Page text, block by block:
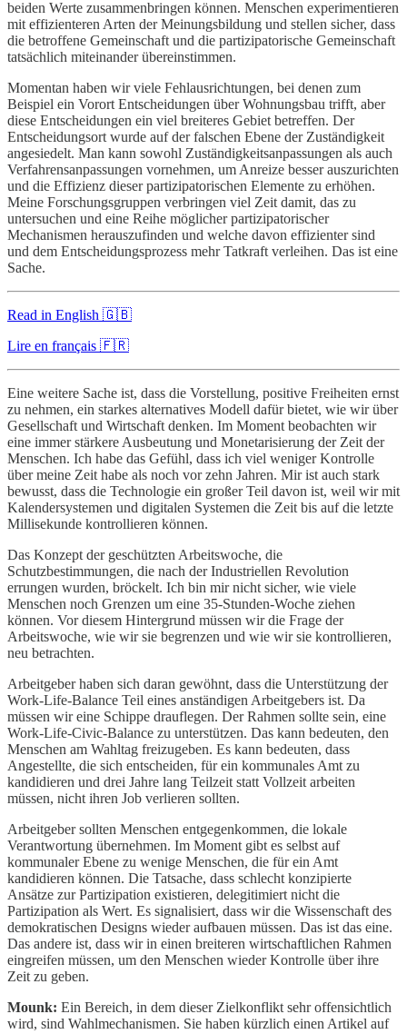
beiden Werte zusammenbringen können. Menschen experimentieren
mit effizienteren Arten der Meinungsbildung und stellen sicher, dass
die betroffene Gemeinschaft und die partizipatorische Gemeinschaft
tatsächlich miteinander übereinstimmen.
Momentan haben wir viele Fehlausrichtungen, bei denen zum
Beispiel ein Vorort Entscheidungen über Wohnungsbau trifft, aber
diese Entscheidungen ein viel breiteres Gebiet betreffen. Der
Entscheidungsort wurde auf der falschen Ebene der Zuständigkeit
angesiedelt. Man kann sowohl Zuständigkeitsanpassungen als auch
Verfahrensanpassungen vornehmen, um Anreize besser auszurichten
und die Effizienz dieser partizipatorischen Elemente zu erhöhen.
Meine Forschungsgruppen verbringen viel Zeit damit, das zu
untersuchen und eine Reihe möglicher partizipatorischer
Mechanismen herauszufinden und welche davon effizienter sind
und dem Entscheidungsprozess mehr Tatkraft verleihen. Das ist eine
Sache.
Read in English 🇬🇧
Lire en français 🇫🇷
Eine weitere Sache ist, dass die Vorstellung, positive Freiheiten ernst
zu nehmen, ein starkes alternatives Modell dafür bietet, wie wir über
Gesellschaft und Wirtschaft denken. Im Moment beobachten wir
eine immer stärkere Ausbeutung und Monetarisierung der Zeit der
Menschen. Ich habe das Gefühl, dass ich viel weniger Kontrolle
über meine Zeit habe als noch vor zehn Jahren. Mir ist auch stark
bewusst, dass die Technologie ein großer Teil davon ist, weil wir mit
Kalendersystemen und digitalen Systemen die Zeit bis auf die letzte
Millisekunde kontrollieren können.
Das Konzept der geschützten Arbeitswoche, die
Schutzbestimmungen, die nach der Industriellen Revolution
errungen wurden, bröckelt. Ich bin mir nicht sicher, wie viele
Menschen noch Grenzen um eine 35-Stunden-Woche ziehen
können. Vor diesem Hintergrund müssen wir die Frage der
Arbeitswoche, wie wir sie begrenzen und wie wir sie kontrollieren,
neu betrachten.
Arbeitgeber haben sich daran gewöhnt, dass die Unterstützung der
Work-Life-Balance Teil eines anständigen Arbeitgebers ist. Da
müssen wir eine Schippe drauflegen. Der Rahmen sollte sein, eine
Work-Life-Civic-Balance zu unterstützen. Das kann bedeuten, den
Menschen am Wahltag freizugeben. Es kann bedeuten, dass
Angestellte, die sich entscheiden, für ein kommunales Amt zu
kandidieren und drei Jahre lang Teilzeit statt Vollzeit arbeiten
müssen, nicht ihren Job verlieren sollten.
Arbeitgeber sollten Menschen entgegenkommen, die lokale
Verantwortung übernehmen. Im Moment gibt es selbst auf
kommunaler Ebene zu wenige Menschen, die für ein Amt
kandidieren können. Die Tatsache, dass schlecht konzipierte
Ansätze zur Partizipation existieren, delegitimiert nicht die
Partizipation als Wert. Es signalisiert, dass wir die Wissenschaft des
demokratischen Designs wieder aufbauen müssen. Das ist das eine.
Das andere ist, dass wir in einen breiteren wirtschaftlichen Rahmen
eingreifen müssen, um den Menschen wieder Kontrolle über ihre
Zeit zu geben.
Mounk: Ein Bereich, in dem dieser Zielkonflikt sehr offensichtlich
wird, sind Wahlmechanismen. Sie haben kürzlich einen Artikel auf